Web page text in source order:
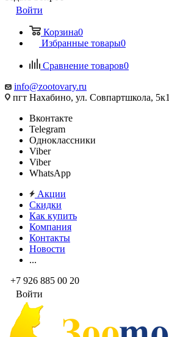
Войти
Корзина0
Избранные товары0
Сравнение товаров0
info@zootovary.ru
пгт Нахабино, ул. Совпартшкола, 5к1
Вконтакте
Telegram
Одноклассники
Viber
Viber
WhatsApp
Акции
Скидки
Как купить
Компания
Контакты
Новости
...
+7 926 885 00 20
Войти